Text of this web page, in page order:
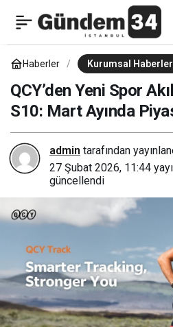
Haberler Kurumsal Haberler
QCY’den Yeni Spor
S10: Mart Ayında
admin tarafından
27 Şubat 2026, 11:44
güncellendi
2026’ya Damga Vuracak
Yapay Zeka Devrimi: Veri
Kalitesi Şirketlerin
Kaderini Belirleyecek!